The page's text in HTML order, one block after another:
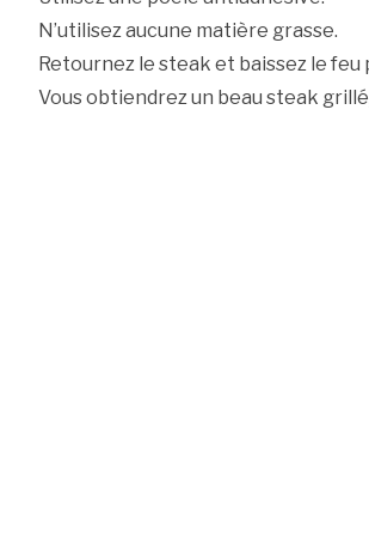
N’utilisez aucune matière grasse.
Retournez le steak et baissez le
Vous obtiendrez un beau steak